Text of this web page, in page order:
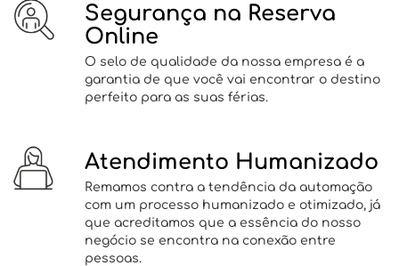
Segurança na Reserva
Online
O selo de qualidade da nossa empresa é a
garantia de que você vai encontrar o destino
perfeito para as suas férias.
Atendimento Humanizado
Remamos contra a tendência da automação
com um processo humanizado e otimizado, já
que acreditamos que a essência do nosso
negócio se encontra na conexão entre
pessoas.